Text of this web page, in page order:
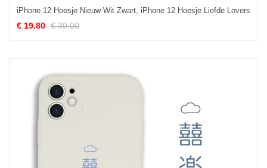
iPhone 12 Hoesje Nieuw Wit Zwart, iPhone 12 Hoesje Liefde Lovers
€ 19.80 € 30.00